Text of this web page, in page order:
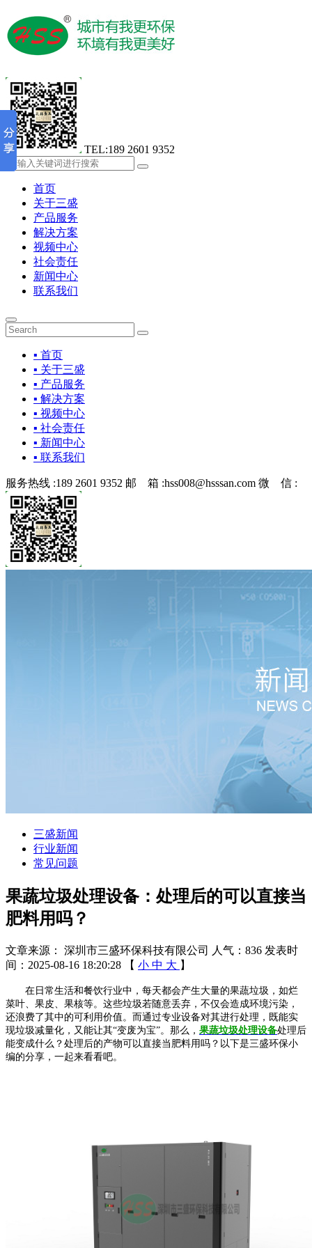
TEL:189 2601 9352
首页
关于三盛
产品服务
解决方案
视频中心
社会责任
新闻中心
联系我们
▪ 首页
▪ 关于三盛
▪ 产品服务
▪ 解决方案
▪ 视频中心
▪ 社会责任
▪ 新闻中心
▪ 联系我们
服务热线 :189 2601 9352 邮 箱 :hss008@hsssan.com 微 信 :
三盛新闻
行业新闻
常见问题
果蔬垃圾处理设备：处理后的可以直接当
肥料用吗？
文章来源： 深圳市三盛环保科技有限公司 人气：836 发表时
间：2025-08-16 18:20:28
【 小 中 大 】
在日常生活和餐饮行业中，每天都会产生大量的果蔬垃圾，如烂
菜叶、果皮、果核等。这些垃圾若随意丢弃，不仅会造成环境污染，
还浪费了其中的可利用价值。而通过专业设备对其进行处理，既能实
现垃圾减量化，又能让其“变废为宝”。那么， 果蔬垃圾处理设备处理后
能变成什么？处理后的产物可以直接当肥料用吗？以下是三盛环保小
编的分享，一起来看看吧。